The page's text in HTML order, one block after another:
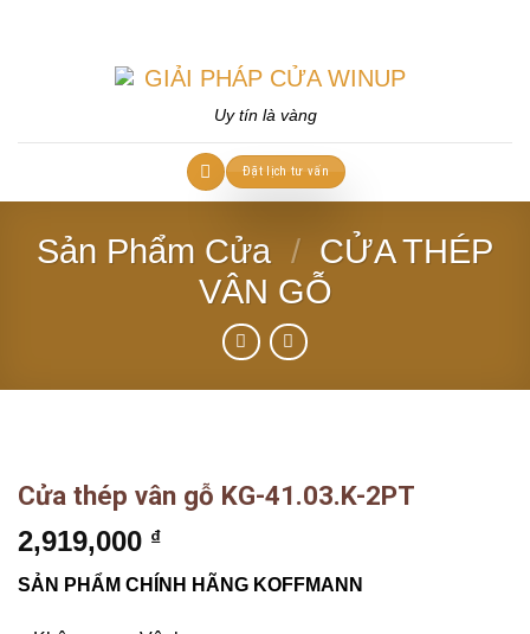
Uy tín là vàng
Đặt lịch tư vấn
Sản Phẩm Cửa / CỬA THÉP
VÂN GỖ
Cửa thép vân gỗ KG-41.03.K-2PT
2,919,000 ₫
SẢN PHẨM CHÍNH HÃNG KOFFMANN